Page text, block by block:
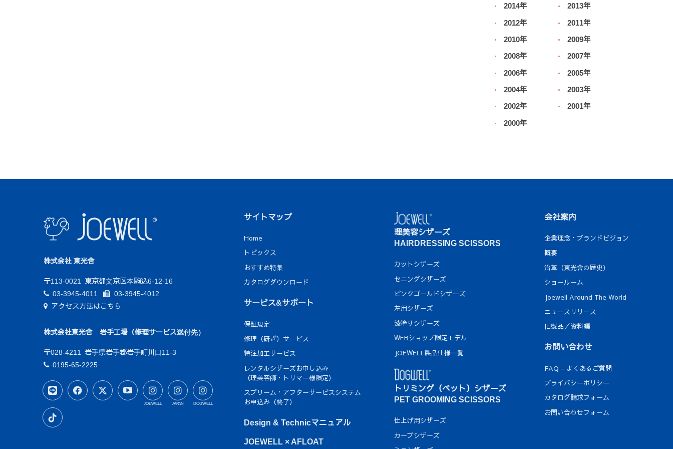
2014年 2013年
2012年 2011年
2010年 2009年
2008年 2007年
2006年 2005年
2004年 2003年
2002年 2001年
2000年
株式会社 東光舎
〒113-0021
東京都文京区本駒込6-12-16
03-3945-4011
03-3945-4012
アクセス方法はこちら
株式会社東光舎 岩手工場（修理サービス送付先）
〒028-4211
岩手県岩手郡岩手町川口11-3
0195-65-2225
JOEWELL JAPAN DOGWELL
サイトマップ
Home
トピックス
おすすめ特集
カタログダウンロード
サービス&サポート
保証規定
修理（研ぎ）サービス
特注加工サービス
レンタルシザーズお申し込み
（理美容師・トリマー様限定）
スプリーム・アフターサービスシステム
お申込み（終了）
Design & Technicマニュアル
JOEWELL × AFLOAT
理美容シザーズ
HAIRDRESSING SCISSORS
カットシザーズ
セニングシザーズ
ピンクゴールドシザーズ
左用シザーズ
漆塗りシザーズ
WEBショップ限定モデル
JOEWELL製品仕様一覧
トリミング（ペット）シザーズ
PET GROOMING SCISSORS
仕上げ用シザーズ
カーブシザーズ
会社案内
企業理念・ブランドビジョン
概要
沿革（東光舎の歴史）
ショールーム
Joewell Around The World
ニュースリリース
旧製品／資料編
お問い合わせ
FAQ - よくあるご質問
プライバシーポリシー
カタログ請求フォーム
お問い合わせフォーム